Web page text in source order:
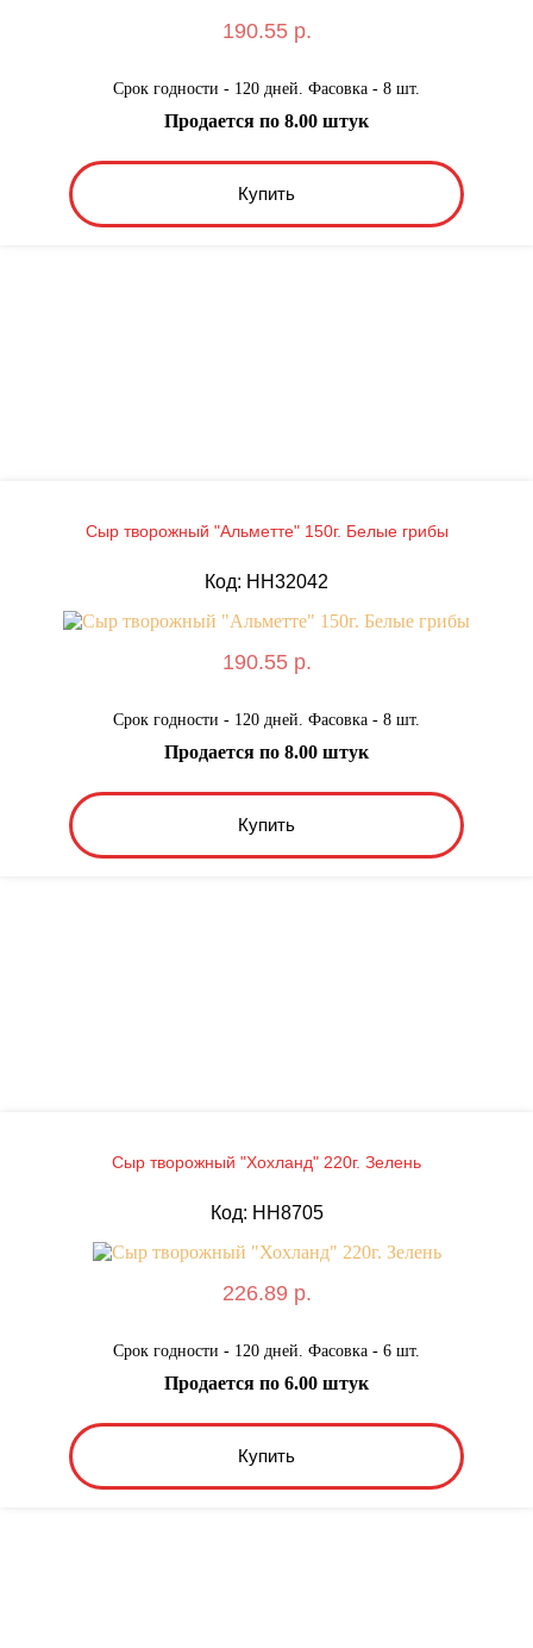
190.55 р.
Срок годности - 120 дней. Фасовка - 8 шт.
Купить
Продается по 8.00 штук
Сыр творожный "Альметте" 150г. Белые грибы
Код: HH32042
190.55 р.
Срок годности - 120 дней. Фасовка - 8 шт.
Купить
Продается по 8.00 штук
Сыр творожный "Хохланд" 220г. Зелень
Код: HH8705
226.89 р.
Срок годности - 120 дней. Фасовка - 6 шт.
Купить
Продается по 6.00 штук